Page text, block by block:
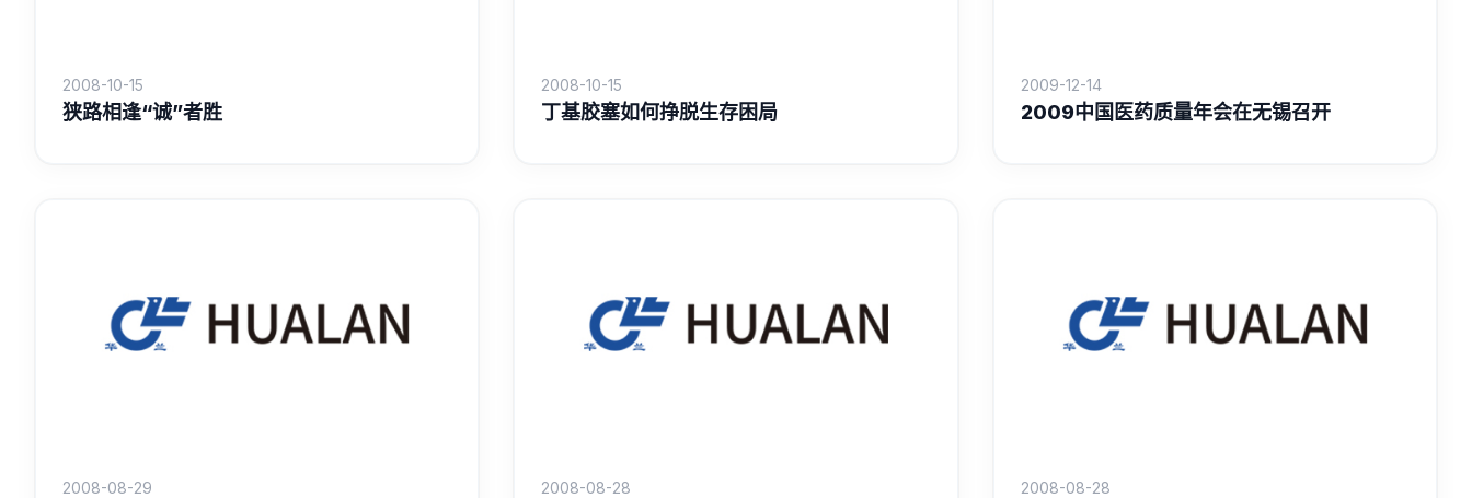
2008-10-15
狭路相逢“诚”者胜
2008-10-15
丁基胶塞如何挣脱生存困局
2009-12-14
2009中国医药质量年会在无锡召开
2008-08-29 2008-08-28 2008-08-28